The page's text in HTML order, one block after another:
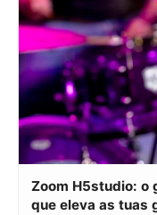
Zoom H5studio: o
que eleva as tuas